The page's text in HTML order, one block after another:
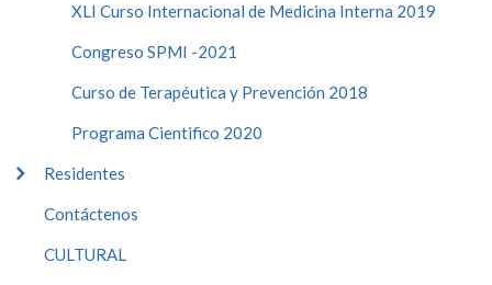
XLI Curso Internacional de Medicina Interna 2019
Congreso SPMI -2021
Curso de Terapéutica y Prevención 2018
Programa Cientifico 2020
Residentes
Contáctenos
CULTURAL